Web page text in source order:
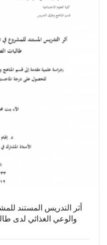
أثر التدريس المستند
والوعي الغذائي لدى